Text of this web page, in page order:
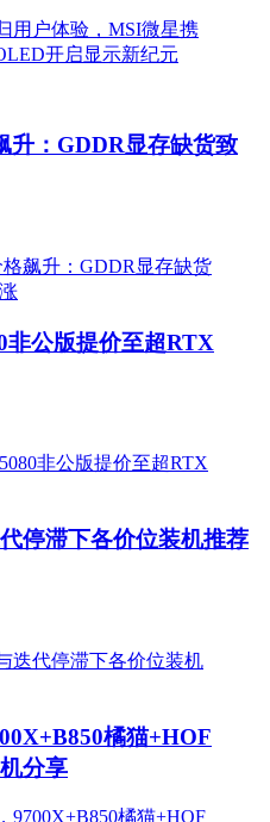
升：GDDR显存缺货致
非公版提价至超RTX
停滞下各价位装机推荐
橘猫+HOF
分享